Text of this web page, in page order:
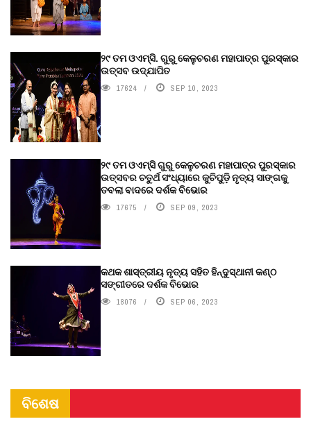
୨୯ ତମ ଓଏମ୍‌ସି. ଗୁରୁ କେଳୁଚରଣ ମହାପାତ୍ର ପୁରସ୍କାର
ଉତ୍ସବ ଉଦ୍‍ଯାପିତ
17624 SEP 10, 2023
୨୯ ତମ ଓଏମ୍‌ସି ଗୁରୁ କେଳୁଚରଣ ମହାପାତ୍ର ପୁରସ୍କାର
ଉତ୍ସବର ଚତୁର୍ଥ ସଂଧ୍ୟାରେ କୁଚିପୁଡ଼ି ନୃତ୍ୟ ସାଙ୍ଗକୁ
ତବଲା ବାଦରେ ଦର୍ଶକ ବିଭୋର
17675 SEP 09, 2023
କଥକ ଶାସ୍ତ୍ରୀୟ ନୃତ୍ୟ ସହିତ ହିନ୍ଦୁସ୍ଥାନୀ କଣ୍ଠ
ସଙ୍ଗୀତରେ ଦର୍ଶକ ବିଭୋର
18076 SEP 06, 2023
ବିଶେଷ